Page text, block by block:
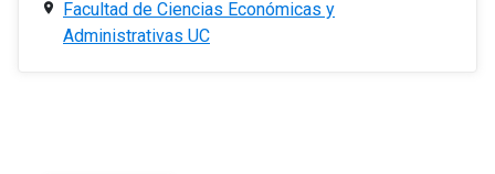
Facultad de Ciencias Económicas y
Administrativas UC